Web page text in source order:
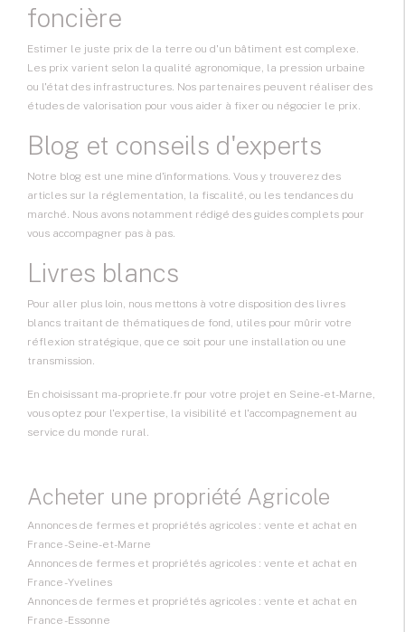
foncière
Estimer le juste prix de la terre ou d'un bâtiment est complexe.
Les prix varient selon la qualité agronomique, la pression urbaine
ou l'état des infrastructures. Nos partenaires peuvent réaliser des
études de valorisation pour vous aider à fixer ou négocier le prix.
Blog et conseils d'experts
Notre blog est une mine d'informations. Vous y trouverez des
articles sur la réglementation, la fiscalité, ou les tendances du
marché. Nous avons notamment rédigé des guides complets pour
vous accompagner pas à pas.
Livres blancs
Pour aller plus loin, nous mettons à votre disposition des livres
blancs traitant de thématiques de fond, utiles pour mûrir votre
réflexion stratégique, que ce soit pour une installation ou une
transmission.
En choisissant ma-propriete.fr pour votre projet en Seine-et-Marne,
vous optez pour l'expertise, la visibilité et l'accompagnement au
service du monde rural.
Acheter une propriété Agricole
Annonces de fermes et propriétés agricoles : vente et achat en
France - Seine-et-Marne
Annonces de fermes et propriétés agricoles : vente et achat en
France - Yvelines
Annonces de fermes et propriétés agricoles : vente et achat en
France - Essonne